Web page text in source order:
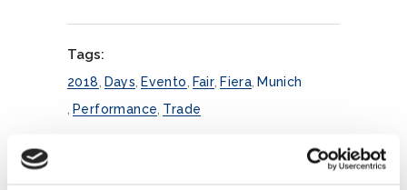
Tags:
2018, Days, Evento, Fair, Fiera, Munich
, Performance, Trade